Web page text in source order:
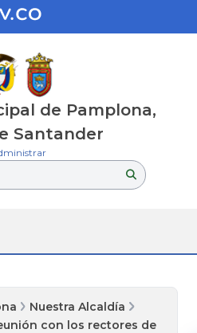
de Pamplona,
Santander
Nuestra Alcaldía
con los rectores de